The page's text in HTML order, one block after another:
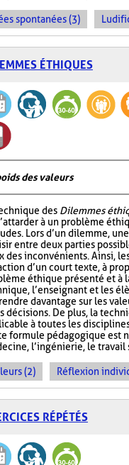
spontanées (3)
ÉTHIQUES
des valeurs
des Dilemmes
à un problème
Lors d’un dilemme,
entre deux parties
des inconvénients. Ainsi,
d’un court texte, à
éthique présenté et à
l’enseignant et les
davantage sur les
décisions. De plus, la
à toutes les
formule pédagogique est
l’ingénierie, le
(2) Réflexion
RÉPÉTÉS